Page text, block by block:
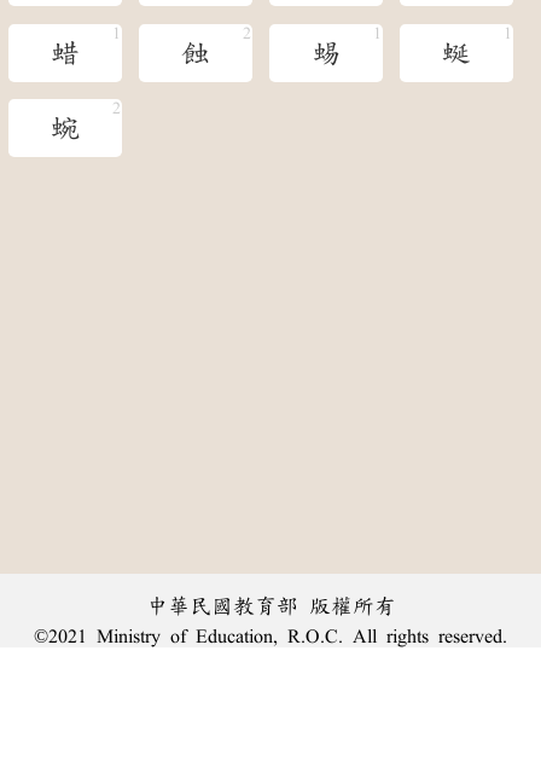
蜡 蝕 蜴 蜒
蜿
中華民國教育部 版權所有
©2021 Ministry of Education, R.O.C. All rights reserved.